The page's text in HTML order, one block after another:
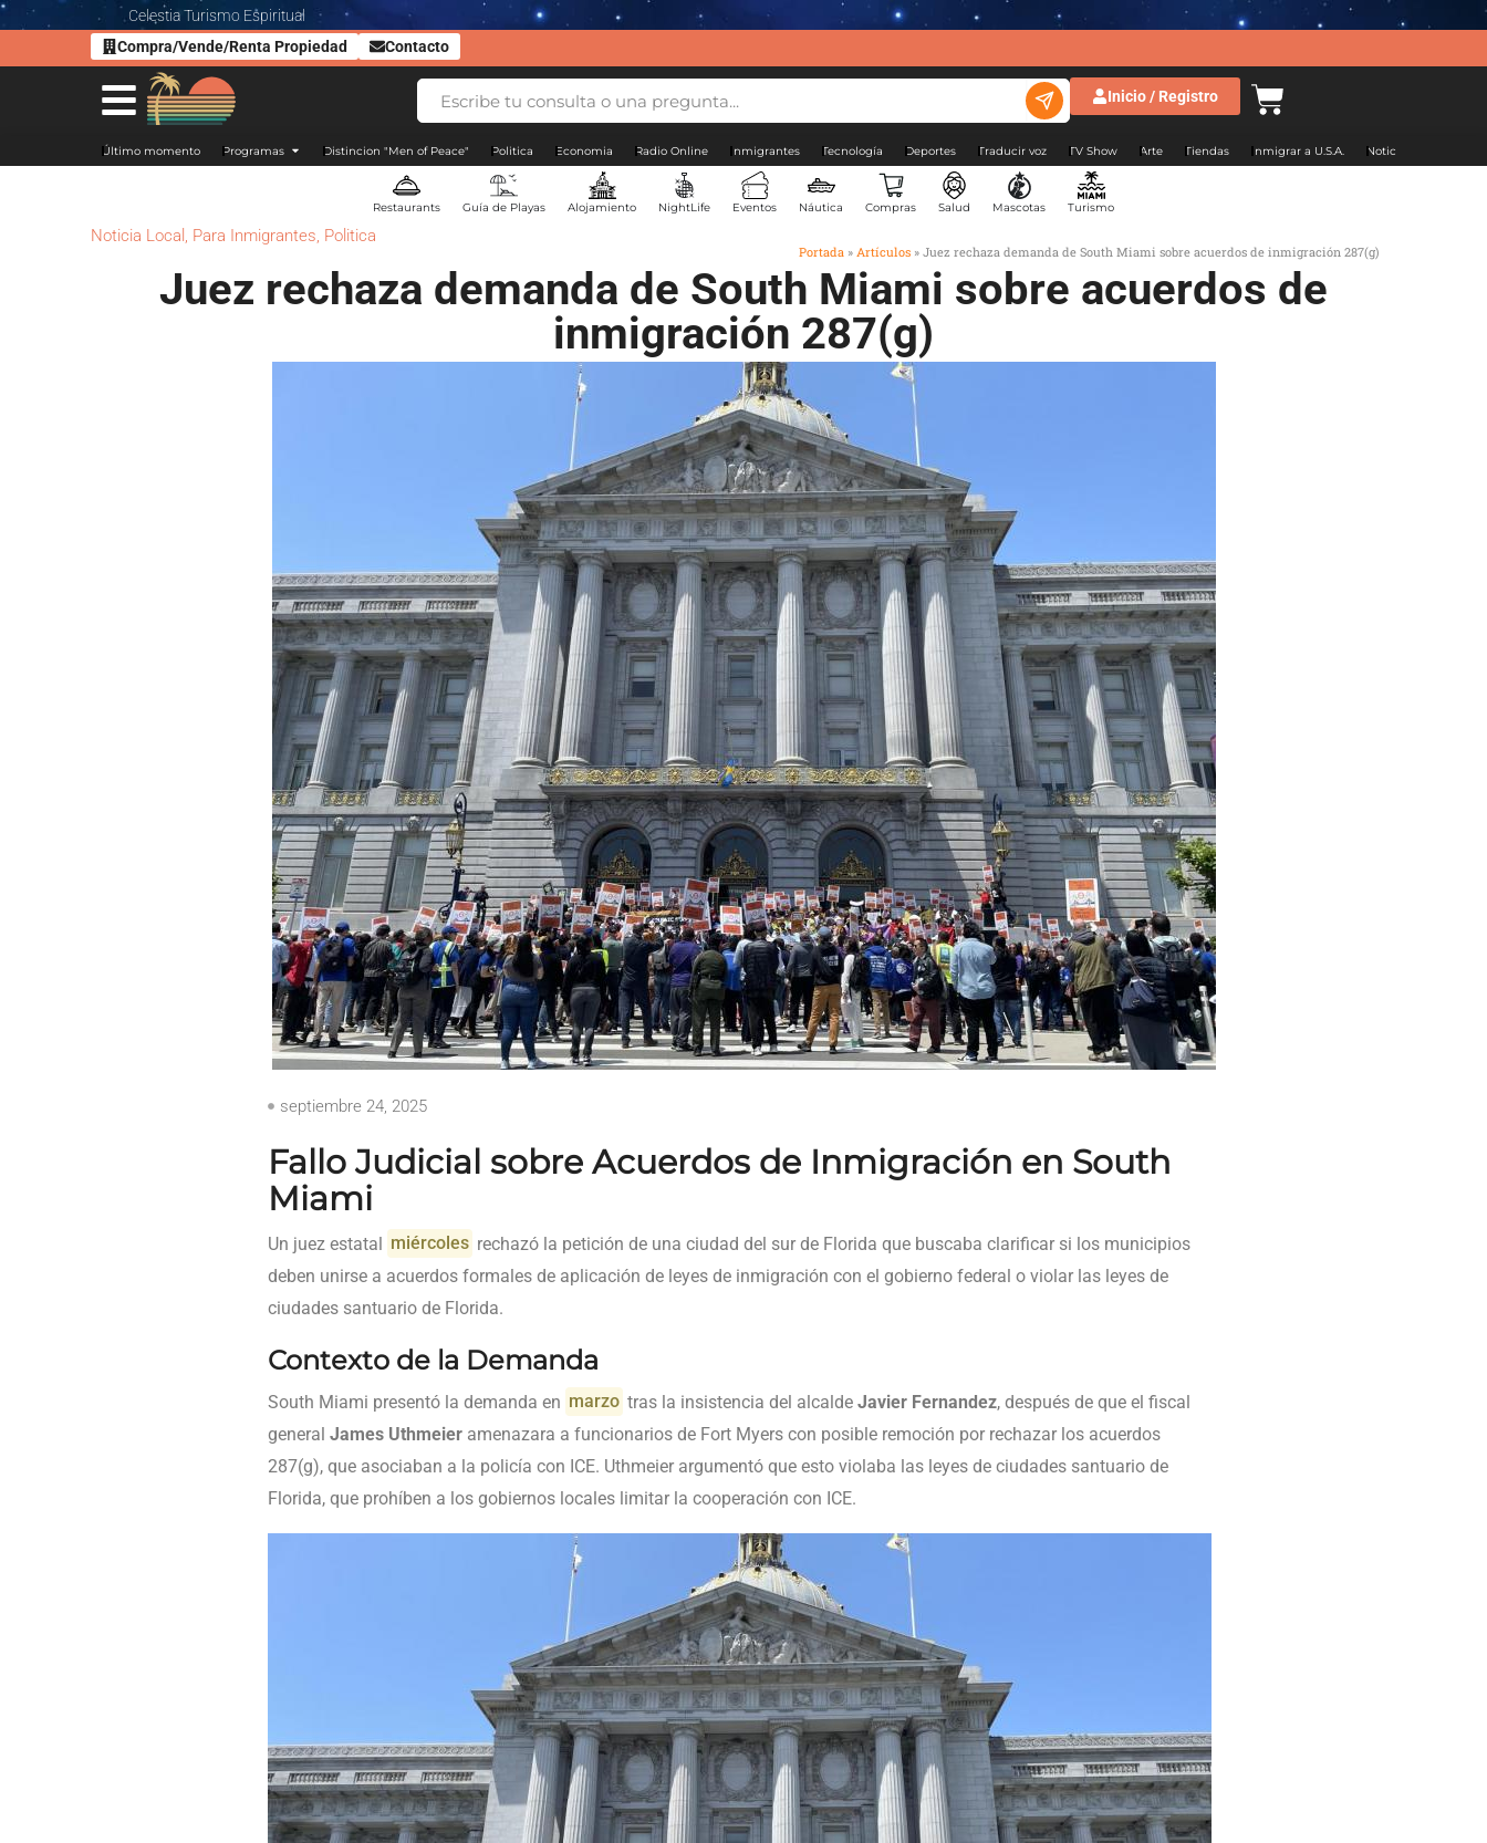
Celestia Turismo Espiritual
Compra/Vende/Renta Propiedad
Contacto
Inicio / Registro
Último momento Programas Distincion "Men of Peace" Politica Economia Radio Online Inmigrantes Tecnología Deportes Traducir voz TV Show Arte Tiendas Inmigrar a U.S.A. Noticias Argentina
Restaurants Guía de Playas Alojamiento NightLife Eventos Náutica Compras Salud Mascotas Turismo
Noticia Local , Para Inmigrantes, Politica
Portada » Artículos » Juez rechaza demanda de South Miami sobre acuerdos de inmigración 287(g)
Juez rechaza demanda de South Miami sobre acuerdos de
inmigración 287(g)
septiembre 24, 2025
Fallo Judicial sobre Acuerdos de Inmigración en South
Miami
Un juez estatal miércoles rechazó la petición de una ciudad del sur de Florida que buscaba clarificar si los municipios
deben unirse a acuerdos formales de aplicación de leyes de inmigración con el gobierno federal o violar las leyes de
ciudades santuario de Florida.
Contexto de la Demanda
South Miami presentó la demanda en marzo tras la insistencia del alcaldeJavier Fernandez, después de que el fiscal
general James Uthmeier amenazara a funcionarios de Fort Myers con posible remoción por rechazar los acuerdos
287(g), que asociaban a la policía con ICE. Uthmeier argumentó que esto violaba las leyes de ciudades santuario de
Florida, que prohíben a los gobiernos locales limitar la cooperación con ICE.